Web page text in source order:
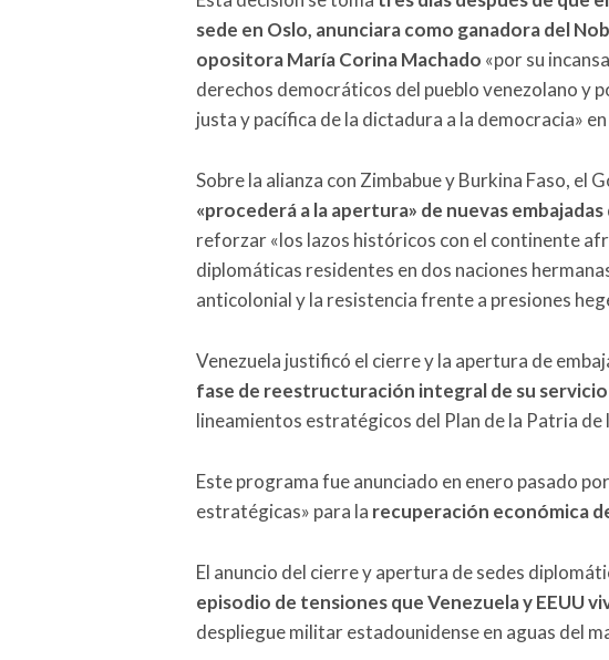
sede en Oslo, anunciara como ganadora del
opositora María Corina Machado «por su
derechos democráticos del pueblo venezolano y
justa y pacífica de la dictadura a la democracia»
Sobre la alianza con Zimbabue y Burkina Faso, el
«procederá a la apertura» de nuevas
reforzar «los lazos históricos con el continente
diplomáticas residentes en dos naciones
anticolonial y la resistencia frente a presiones
Venezuela justificó el cierre y la apertura de
fase de reestructuración integral de su
lineamientos estratégicos del Plan de la Patria
Este programa fue anunciado en enero pasado
estratégicas» para la recuperación económica
El anuncio del cierre y apertura de sedes
episodio de tensiones que Venezuela y EEUU
despliegue militar estadounidense en aguas del